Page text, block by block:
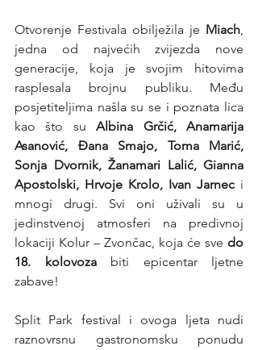
Otvorenje Festivala obilježila je Miach,
jedna od najvećih zvijezda nove
generacije, koja je svojim hitovima
rasplesala brojnu publiku. Među
posjetiteljima našla su se i poznata lica
kao što su Albina Grčić, Anamarija
Asanović, Đana Smajo, Toma Marić,
Sonja Dvornik, Žanamari Lalić, Gianna
Apostolski, Hrvoje Krolo, Ivan Jarnec i
mnogi drugi. Svi oni uživali su u
jedinstvenoj atmosferi na predivnoj
lokaciji Kolur – Zvončac, koja će sve do
18. kolovoza biti epicentar ljetne
zabave!
Split Park festival i ovoga ljeta nudi
raznovrsnu gastronomsku ponudu